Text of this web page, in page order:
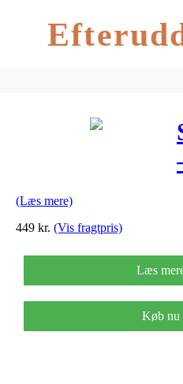
(Læs mere)
449 kr. (Vis fragtpris)
Læs
Køb nu